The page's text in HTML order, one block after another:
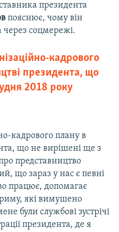
президента
пояснює, чому він
через соцмережі.
кадрового
президента, що
2018 року
кадрового плану в
що не вирішені ще з
представництво
що зараз у нас є певні
працює, допомагає
які вимушено
були службові зустрічі
президента, де я